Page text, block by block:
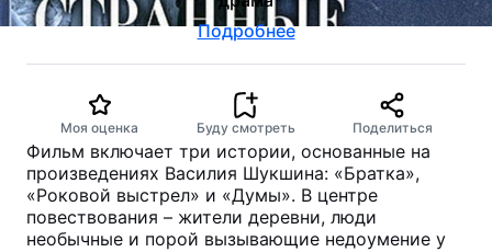
Подробнее
Моя оценка Буду смотреть Поделиться
Фильм включает три истории, основанные на
произведениях Василия Шукшина: «Братка»,
«Роковой выстрел» и «Думы». В центре
повествования – жители деревни, люди
необычные и порой вызывающие недоумение у